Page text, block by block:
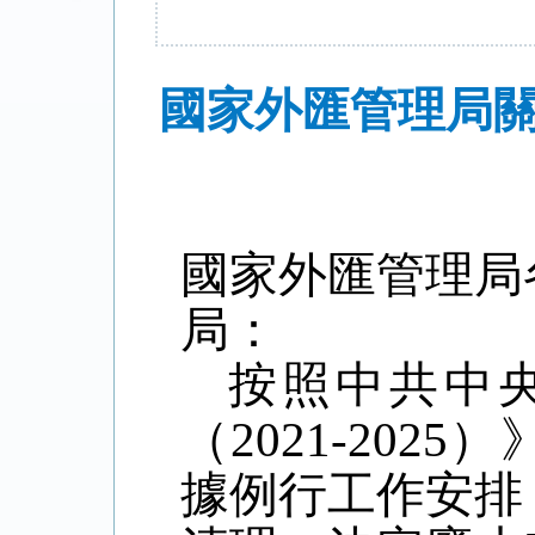
國家外匯管理局
國家外匯管理
局：
按照中共中
（2021-2025）
據例行工作安